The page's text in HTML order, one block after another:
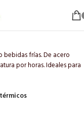
frías. De acero
por horas. Ideales para